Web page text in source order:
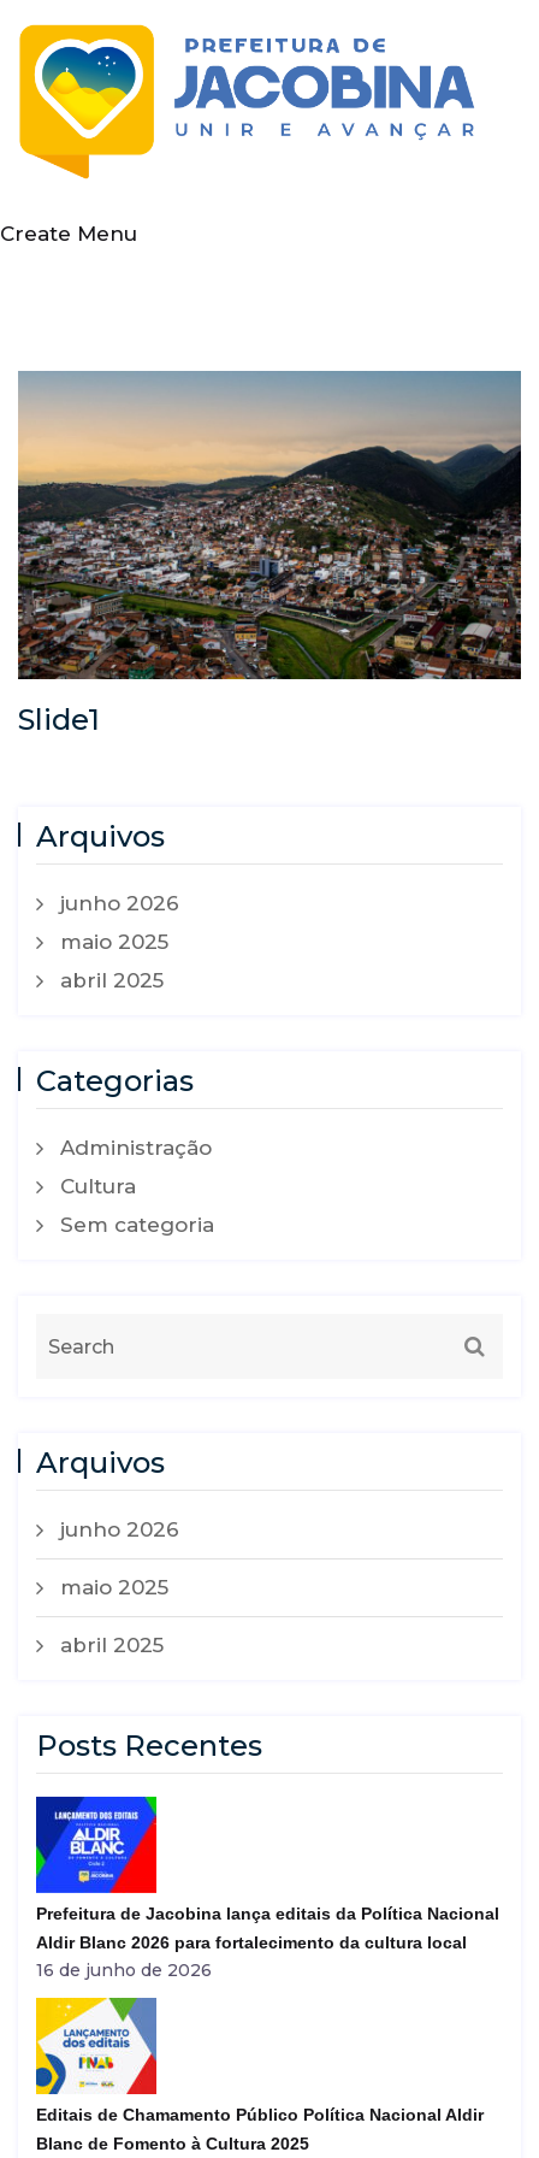
Create Menu
Slide1
Arquivos
junho 2026
maio 2025
abril 2025
Categorias
Administração
Cultura
Sem categoria
Arquivos
junho 2026
maio 2025
abril 2025
Posts Recentes
Prefeitura de Jacobina lança editais da Política Nacional
Aldir Blanc 2026 para fortalecimento da cultura local
16 de junho de 2026
Editais de Chamamento Público Política Nacional Aldir
Blanc de Fomento à Cultura 2025